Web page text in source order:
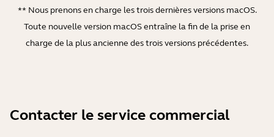
** Nous prenons en charge les trois dernières versions macOS.
Toute nouvelle version macOS entraîne la fin de la prise en
charge de la plus ancienne des trois versions précédentes.
Contacter le service commercial